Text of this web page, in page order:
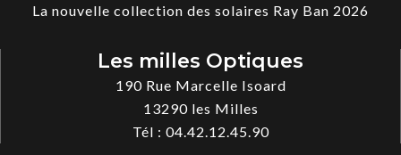
La nouvelle collection des solaires Ray Ban 2026
Les milles Optiques
190 Rue Marcelle Isoard
13290 les Milles
Tél : 04.42.12.45.90